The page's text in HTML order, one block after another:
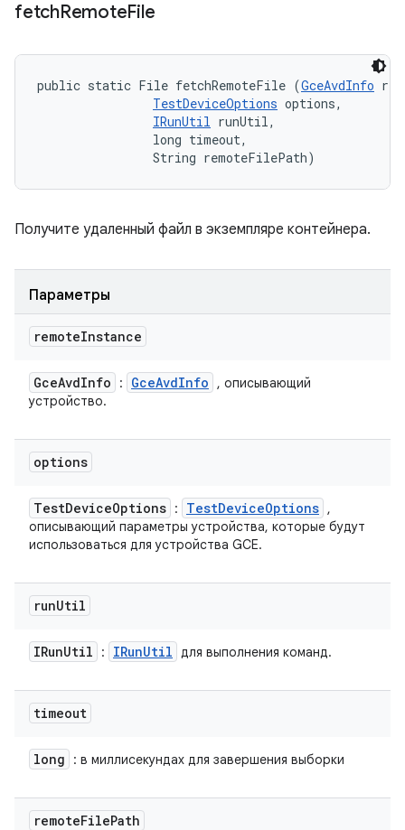
fetchRemoteFile
public static File fetchRemoteFile (GceAvdInfo
TestDeviceOptions options,
IRunUtil runUtil,
                long timeout,
                String remoteFilePath)
Получите удаленный файл в экземпляре контейнера.
Параметры
remoteInstance
GceAvdInfo : GceAvdInfo
, описывающий
устройство.
options
TestDeviceOptions : TestDeviceOptions ,
описывающий параметры устройства, которые будут
использоваться для устройства GCE.
runUtil
IRunUtil : IRunUtil для выполнения команд.
timeout
long : в миллисекундах для завершения выборки
remoteFilePath